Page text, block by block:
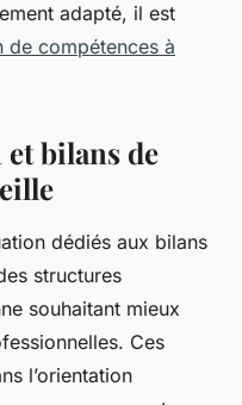
adapté, il est
compétences à
et bilans de
dédiés aux bilans
structures
souhaitant mieux
Ces
l’orientation